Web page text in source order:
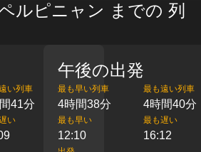
ルピニャン までの 列
い列車
41分
い
午後の出発
最も早い列車
4時間38分
最も遠い列車
4時間40分
最も早い
12:10
最も遅い
16:12